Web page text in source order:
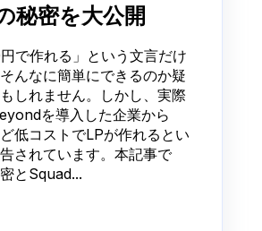
秘密を大公開
円で作れる」という文言だけ
んなに簡単にできるのか疑
しれません。しかし、実際
を導入した企業から
低コストでLPが作れるとい
されています。本記事で
とSquad...